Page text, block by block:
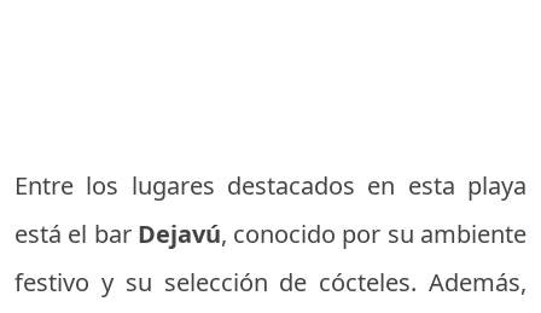
Entre los lugares destacados en esta playa
está el bar Dejavú, conocido por su ambiente
festivo y su selección de cócteles. Además,